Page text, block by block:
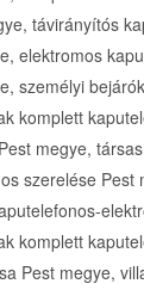
távirányítós
elektromos
személyi
komplett
megye,
szerelése Pest
komplett
Pest megye,